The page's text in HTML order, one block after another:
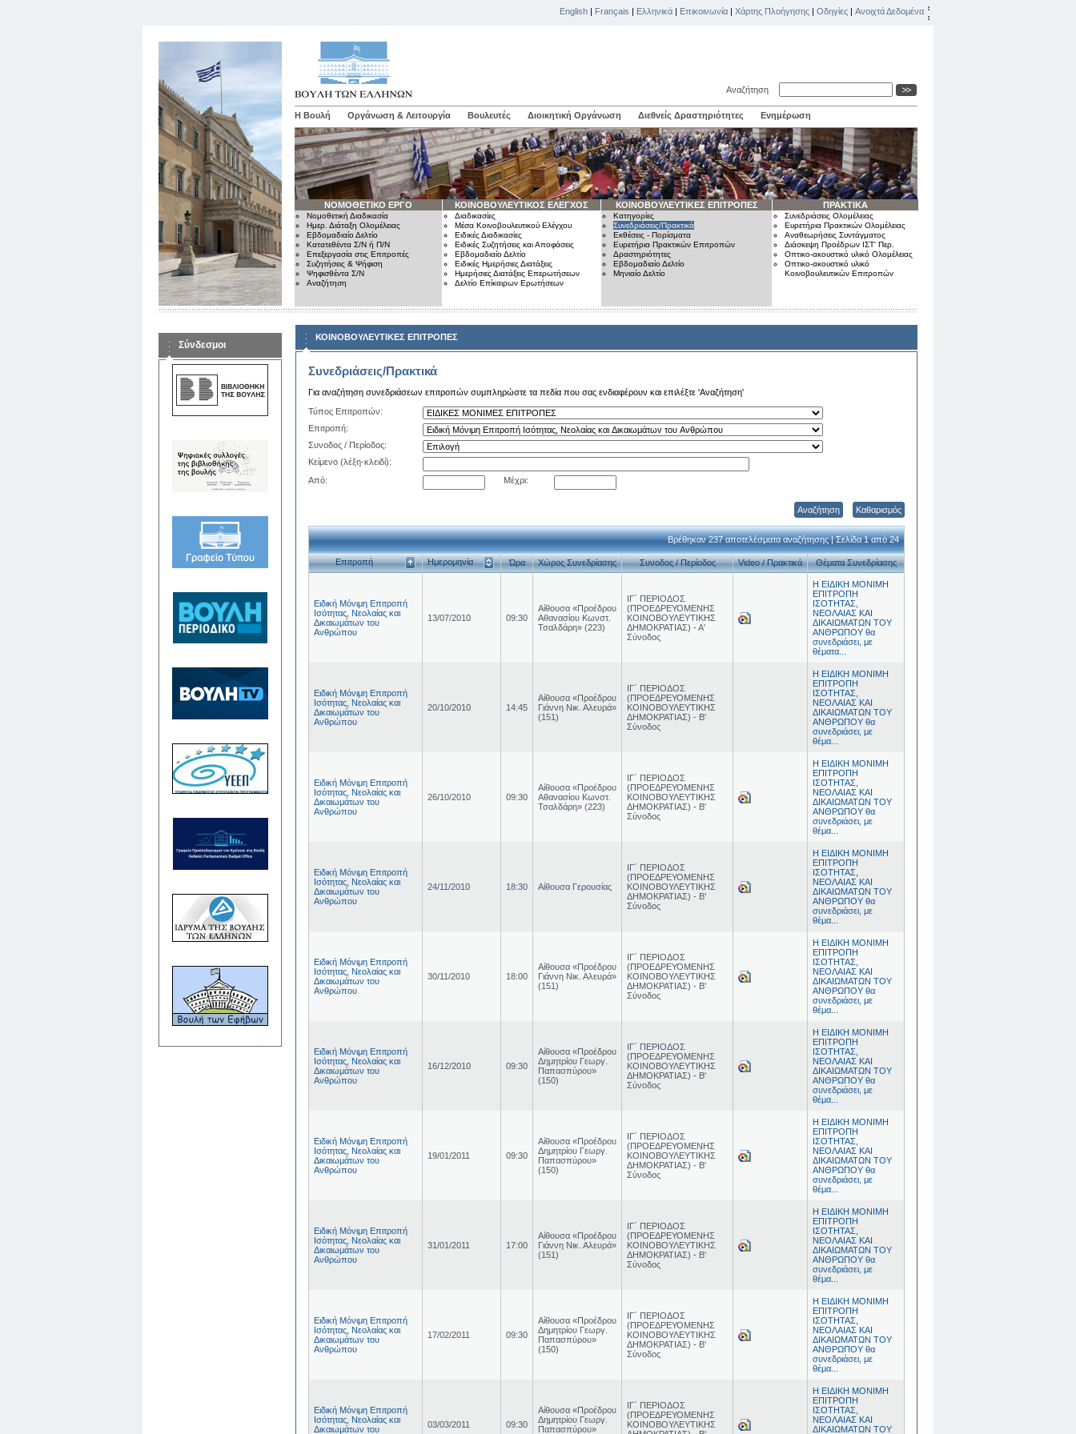
English | Français | Ελληνικά | Επικοινωνία | Χάρτης Πλοήγησης | Οδηγίες | Ανοιχτά Δεδομένα
Αναζήτηση
Η Βουλή Οργάνωση & Λειτουργία Βουλευτές Διοικητική Οργάνωση Διεθνείς Δραστηριότητες Ενημέρωση
ΝΟΜΟΘΕΤΙΚΟ ΕΡΓΟ
Νομοθετική Διαδικασία
Ημερ. Διάταξη Ολομέλειας
Εβδομαδιαίο Δελτίο
Κατατεθέντα Σ/Ν ή Π/Ν
Επεξεργασία στις Επιτροπές
Συζητήσεις & Ψήφιση
Ψηφισθέντα Σ/Ν
Αναζήτηση
ΚΟΙΝΟΒΟΥΛΕΥΤΙΚΟΣ ΕΛΕΓΧΟΣ
Διαδικασίες
Μέσα Κοινοβουλευτικού Ελέγχου
Ειδικές Διαδικασίες
Ειδικές Συζητήσεις και Αποφάσεις
Εβδομαδιαίο Δελτίο
Ειδικές Ημερήσιες Διατάξεις
Ημερήσιες Διατάξεις Επερωτήσεων
Δελτίο Επίκαιρων Ερωτήσεων
ΚΟΙΝΟΒΟΥΛΕΥΤΙΚΕΣ ΕΠΙΤΡΟΠΕΣ
Κατηγορίες
Συνεδριάσεις/Πρακτικά
Εκθέσεις - Πορίσματα
Ευρετήρια Πρακτικών Επιτροπών
Δραστηριότητες
Εβδομαδιαίο Δελτίο
Μηνιαίο Δελτίο
ΠΡΑΚΤΙΚΑ
Συνεδριάσεις Ολομέλειας
Ευρετήρια Πρακτικών Ολομέλειας
Αναθεωρήσεις Συντάγματος
Διάσκεψη Προέδρων ΙΣΤ' Περ.
Οπτικο-ακουστικό υλικό Ολομέλειας
Οπτικο-ακουστικό υλικό
Κοινοβουλευτικών Επιτροπών
Σύνδεσμοι
ΚΟΙΝΟΒΟΥΛΕΥΤΙΚΕΣ ΕΠΙΤΡΟΠΕΣ
Συνεδριάσεις/Πρακτικά
Για αναζήτηση συνεδριάσεων επιτροπών συμπληρώστε τα πεδία που σας ενδιαφέρουν και επιλέξτε 'Αναζήτηση'
Τύπος Επιτροπών:
Επιτροπή:
Συνοδος / Περίοδος:
Κείμενο (λέξη-κλειδί):
Από:
Μέχρι:
Αναζήτηση Καθαρισμός
Βρέθηκαν 237 αποτελέσματα αναζήτησης | Σελίδα 1 από 24
Επιτροπή Ημερομηνία Ώρα Χώρος Συνεδρίασης Συνοδος / Περίοδος Video / Πρακτικά Θέματα Συνεδρίασης
Ειδική Μόνιμη Επιτροπή
Ισότητας, Νεολαίας και
Δικαιωμάτων του
Ανθρώπου
13/07/2010 09:30
Αίθουσα «Προέδρου
Αθανασίου Κωνστ.
Τσαλδάρη» (223)
ΙΓ΄ ΠΕΡΙΟΔΟΣ
(ΠΡΟΕΔΡΕΥΟΜΕΝΗΣ
ΚΟΙΝΟΒΟΥΛΕΥΤΙΚΗΣ
ΔΗΜΟΚΡΑΤΙΑΣ) - Α'
Σύνοδος
Η ΕΙΔΙΚΗ ΜΟΝΙΜΗ
ΕΠΙΤΡΟΠΗ
ΙΣΟΤΗΤΑΣ,
ΝΕΟΛΑΙΑΣ ΚΑΙ
ΔΙΚΑΙΩΜΑΤΩΝ ΤΟΥ
ΑΝΘΡΩΠΟΥ θα
συνεδριάσει, με
θέματα...
Ειδική Μόνιμη Επιτροπή
Ισότητας, Νεολαίας και
Δικαιωμάτων του
Ανθρώπου
20/10/2010 14:45
Αίθουσα «Προέδρου
Γιάννη Νικ. Αλευρά»
(151)
ΙΓ΄ ΠΕΡΙΟΔΟΣ
(ΠΡΟΕΔΡΕΥΟΜΕΝΗΣ
ΚΟΙΝΟΒΟΥΛΕΥΤΙΚΗΣ
ΔΗΜΟΚΡΑΤΙΑΣ) - Β'
Σύνοδος
Η ΕΙΔΙΚΗ ΜΟΝΙΜΗ
ΕΠΙΤΡΟΠΗ
ΙΣΟΤΗΤΑΣ,
ΝΕΟΛΑΙΑΣ ΚΑΙ
ΔΙΚΑΙΩΜΑΤΩΝ ΤΟΥ
ΑΝΘΡΩΠΟΥ θα
συνεδριάσει, με
θέμα...
Ειδική Μόνιμη Επιτροπή
Ισότητας, Νεολαίας και
Δικαιωμάτων του
Ανθρώπου
26/10/2010 09:30
Αίθουσα «Προέδρου
Αθανασίου Κωνστ.
Τσαλδάρη» (223)
ΙΓ΄ ΠΕΡΙΟΔΟΣ
(ΠΡΟΕΔΡΕΥΟΜΕΝΗΣ
ΚΟΙΝΟΒΟΥΛΕΥΤΙΚΗΣ
ΔΗΜΟΚΡΑΤΙΑΣ) - Β'
Σύνοδος
Η ΕΙΔΙΚΗ ΜΟΝΙΜΗ
ΕΠΙΤΡΟΠΗ
ΙΣΟΤΗΤΑΣ,
ΝΕΟΛΑΙΑΣ ΚΑΙ
ΔΙΚΑΙΩΜΑΤΩΝ ΤΟΥ
ΑΝΘΡΩΠΟΥ θα
συνεδριάσει, με
θέμα...
Ειδική Μόνιμη Επιτροπή
Ισότητας, Νεολαίας και
Δικαιωμάτων του
Ανθρώπου
24/11/2010 18:30 Αίθουσα Γερουσίας
ΙΓ΄ ΠΕΡΙΟΔΟΣ
(ΠΡΟΕΔΡΕΥΟΜΕΝΗΣ
ΚΟΙΝΟΒΟΥΛΕΥΤΙΚΗΣ
ΔΗΜΟΚΡΑΤΙΑΣ) - Β'
Σύνοδος
Η ΕΙΔΙΚΗ ΜΟΝΙΜΗ
ΕΠΙΤΡΟΠΗ
ΙΣΟΤΗΤΑΣ,
ΝΕΟΛΑΙΑΣ ΚΑΙ
ΔΙΚΑΙΩΜΑΤΩΝ ΤΟΥ
ΑΝΘΡΩΠΟΥ θα
συνεδριάσει, με
θέμα...
Ειδική Μόνιμη Επιτροπή
Ισότητας, Νεολαίας και
Δικαιωμάτων του
Ανθρώπου
30/11/2010 18:00
Αίθουσα «Προέδρου
Γιάννη Νικ. Αλευρά»
(151)
ΙΓ΄ ΠΕΡΙΟΔΟΣ
(ΠΡΟΕΔΡΕΥΟΜΕΝΗΣ
ΚΟΙΝΟΒΟΥΛΕΥΤΙΚΗΣ
ΔΗΜΟΚΡΑΤΙΑΣ) - Β'
Σύνοδος
Η ΕΙΔΙΚΗ ΜΟΝΙΜΗ
ΕΠΙΤΡΟΠΗ
ΙΣΟΤΗΤΑΣ,
ΝΕΟΛΑΙΑΣ ΚΑΙ
ΔΙΚΑΙΩΜΑΤΩΝ ΤΟΥ
ΑΝΘΡΩΠΟΥ θα
συνεδριάσει, με
θέμα...
Ειδική Μόνιμη Επιτροπή
Ισότητας, Νεολαίας και
Δικαιωμάτων του
Ανθρώπου
16/12/2010 09:30
Αίθουσα «Προέδρου
Δημητρίου Γεωργ.
Παπασπύρου»
(150)
ΙΓ΄ ΠΕΡΙΟΔΟΣ
(ΠΡΟΕΔΡΕΥΟΜΕΝΗΣ
ΚΟΙΝΟΒΟΥΛΕΥΤΙΚΗΣ
ΔΗΜΟΚΡΑΤΙΑΣ) - Β'
Σύνοδος
Η ΕΙΔΙΚΗ ΜΟΝΙΜΗ
ΕΠΙΤΡΟΠΗ
ΙΣΟΤΗΤΑΣ,
ΝΕΟΛΑΙΑΣ ΚΑΙ
ΔΙΚΑΙΩΜΑΤΩΝ ΤΟΥ
ΑΝΘΡΩΠΟΥ θα
συνεδριάσει, με
θέμα...
Ειδική Μόνιμη Επιτροπή
Ισότητας, Νεολαίας και
Δικαιωμάτων του
Ανθρώπου
19/01/2011 09:30
Αίθουσα «Προέδρου
Δημητρίου Γεωργ.
Παπασπύρου»
(150)
ΙΓ΄ ΠΕΡΙΟΔΟΣ
(ΠΡΟΕΔΡΕΥΟΜΕΝΗΣ
ΚΟΙΝΟΒΟΥΛΕΥΤΙΚΗΣ
ΔΗΜΟΚΡΑΤΙΑΣ) - Β'
Σύνοδος
Η ΕΙΔΙΚΗ ΜΟΝΙΜΗ
ΕΠΙΤΡΟΠΗ
ΙΣΟΤΗΤΑΣ,
ΝΕΟΛΑΙΑΣ ΚΑΙ
ΔΙΚΑΙΩΜΑΤΩΝ ΤΟΥ
ΑΝΘΡΩΠΟΥ θα
συνεδριάσει, με
θέμα...
Ειδική Μόνιμη Επιτροπή
Ισότητας, Νεολαίας και
Δικαιωμάτων του
Ανθρώπου
31/01/2011 17:00
Αίθουσα «Προέδρου
Γιάννη Νικ. Αλευρά»
(151)
ΙΓ΄ ΠΕΡΙΟΔΟΣ
(ΠΡΟΕΔΡΕΥΟΜΕΝΗΣ
ΚΟΙΝΟΒΟΥΛΕΥΤΙΚΗΣ
ΔΗΜΟΚΡΑΤΙΑΣ) - Β'
Σύνοδος
Η ΕΙΔΙΚΗ ΜΟΝΙΜΗ
ΕΠΙΤΡΟΠΗ
ΙΣΟΤΗΤΑΣ,
ΝΕΟΛΑΙΑΣ ΚΑΙ
ΔΙΚΑΙΩΜΑΤΩΝ ΤΟΥ
ΑΝΘΡΩΠΟΥ θα
συνεδριάσει, με
θέμα...
Ειδική Μόνιμη Επιτροπή
Ισότητας, Νεολαίας και
Δικαιωμάτων του
Ανθρώπου
17/02/2011 09:30
Αίθουσα «Προέδρου
Δημητρίου Γεωργ.
Παπασπύρου»
(150)
ΙΓ΄ ΠΕΡΙΟΔΟΣ
(ΠΡΟΕΔΡΕΥΟΜΕΝΗΣ
ΚΟΙΝΟΒΟΥΛΕΥΤΙΚΗΣ
ΔΗΜΟΚΡΑΤΙΑΣ) - Β'
Σύνοδος
Η ΕΙΔΙΚΗ ΜΟΝΙΜΗ
ΕΠΙΤΡΟΠΗ
ΙΣΟΤΗΤΑΣ,
ΝΕΟΛΑΙΑΣ ΚΑΙ
ΔΙΚΑΙΩΜΑΤΩΝ ΤΟΥ
ΑΝΘΡΩΠΟΥ θα
συνεδριάσει, με
θέμα...
Ειδική Μόνιμη Επιτροπή
Ισότητας, Νεολαίας και
Δικαιωμάτων του
03/03/2011 09:30
Αίθουσα «Προέδρου
Δημητρίου Γεωργ.
Παπασπύρου»
ΙΓ΄ ΠΕΡΙΟΔΟΣ
(ΠΡΟΕΔΡΕΥΟΜΕΝΗΣ
ΚΟΙΝΟΒΟΥΛΕΥΤΙΚΗΣ
Η ΕΙΔΙΚΗ ΜΟΝΙΜΗ
ΕΠΙΤΡΟΠΗ
ΙΣΟΤΗΤΑΣ,
ΝΕΟΛΑΙΑΣ ΚΑΙ
ΔΙΚΑΙΩΜΑΤΩΝ ΤΟΥ